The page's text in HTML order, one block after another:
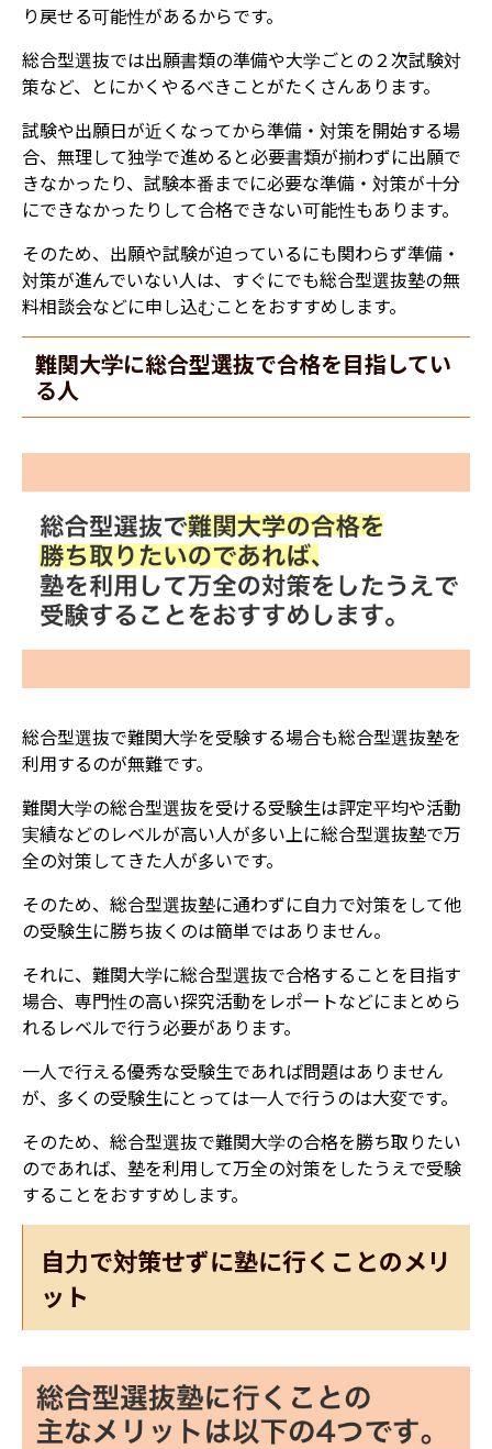
り戻せる可能性があるからです。
総合型選抜では出願書類の準備や大学ごとの２次試験対
策など、とにかくやるべきことがたくさんあります。
試験や出願日が近くなってから準備・対策を開始する場
合、無理して独学で進めると必要書類が揃わずに出願で
きなかったり、試験本番までに必要な準備・対策が十分
にできなかったりして合格できない可能性もあります。
そのため、出願や試験が迫っているにも関わらず準備・
対策が進んでいない人は、すぐにでも総合型選抜塾の無
料相談会などに申し込むことをおすすめします。
難関大学に総合型選抜で合格を目指してい
る人
総合型選抜で難関大学を受験する場合も総合型選抜塾を
利用するのが無難です。
難関大学の総合型選抜を受ける受験生は評定平均や活動
実績などのレベルが高い人が多い上に総合型選抜塾で万
全の対策してきた人が多いです。
そのため、総合型選抜塾に通わずに自力で対策をして他
の受験生に勝ち抜くのは簡単ではありません。
それに、難関大学に総合型選抜で合格することを目指す
場合、専門性の高い探究活動をレポートなどにまとめら
れるレベルで行う必要があります。
一人で行える優秀な受験生であれば問題はありません
が、多くの受験生にとっては一人で行うのは大変です。
そのため、総合型選抜で難関大学の合格を勝ち取りたい
のであれば、塾を利用して万全の対策をしたうえで受験
することをおすすめします。
自力で対策せずに塾に行くことのメリ
ット